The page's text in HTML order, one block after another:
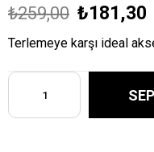
₺259,00 ₺181,30
Terlemeye karşı ideal